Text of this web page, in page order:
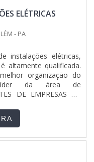
com colaboradores
e distribuição
Quadros e Painéis
na área de
elétricos. É possível
de ponta como
preço acessível
.
ELÉTRICAS
- PA
instalações elétricas,
altamente qualificada.
organização do
da área de
DE EMPRESAS DE
descobre a DCC
de força e comando e
se de empresas de